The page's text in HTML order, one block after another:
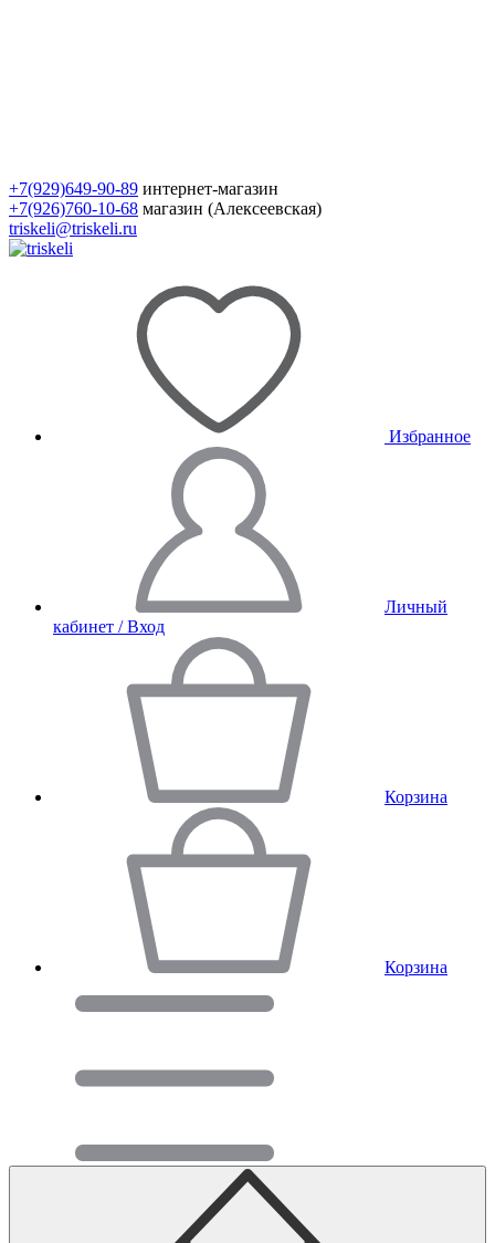
+7(929)649-90-89 интернет-магазин
+7(926)760-10-68 магазин (Алексеевская)
triskeli@triskeli.ru
Избранное
Личный
кабинет / Вход
Корзина
Корзина